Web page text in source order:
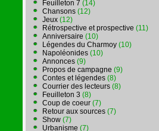
Feuilleton 7 (14)
Chansons (12)
Jeux (12)
Rétrospective et prospective (11)
Anniversaire (10)
Légendes du Charmoy (10)
Napoléonides (10)
Annonces (9)
Propos de campagne (9)
Contes et légendes (8)
Courrier des lecteurs (8)
Feuilleton 3 (8)
Coup de coeur (7)
Retour aux sources (7)
Show (7)
Urbanisme (7)